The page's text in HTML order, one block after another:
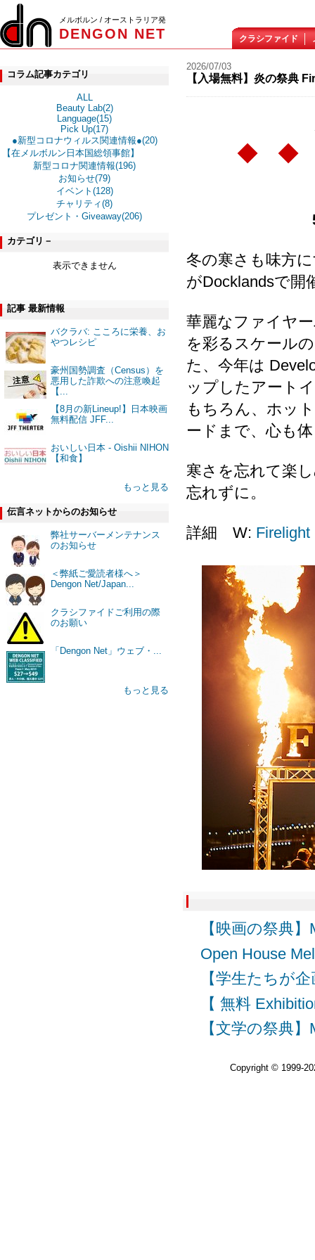
メルボルン / オーストラリア発
DENGON NET クラシファイド
コラム記事カテゴリ
ALL
Beauty Lab(2)
Language(15)
Pick Up(17)
●新型コロナウィルス関連情報●(20)
【在メルボルン日本国総領事館】
新型コロナ関連情報(196)
お知らせ(79)
イベント(128)
チャリティ(8)
プレゼント・Giveaway(206)
カテゴリ－
表示できません
記事 最新情報
バクラバ: こころに栄養、お
やつレシピ
豪州国勢調査（Census）を
悪用した詐欺への注意喚起
【...
【8月の新Lineup!】日本映画
無料配信 JFF...
おいしい日本 - Oishii NIHON
【和食】
もっと見る
伝言ネットからのお知らせ
弊社サーバーメンテナンス
のお知らせ
＜弊紙ご愛読者様へ＞
Dengon Net/Japan...
クラシファイドご利用の際
のお願い
「Dengon Net」ウェブ・...
もっと見る
2026/07/03
【入場無料】炎の祭典
◆
冬の寒さも味方
がDocklandsで開
華麗なファイヤ
を彩るスケール
た、今年は
ップしたアート
もちろん、ホッ
ードまで、心も
寒さを忘れて楽
忘れずに。
詳細 W: Firelight
【映画の祭典
Open House
【学生たちが
【 無料
【文学の祭典
Copyright © 1999-